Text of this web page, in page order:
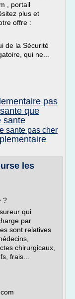
, portail
plus et
offre :
de la Sécurité
qui ne...
pas
que
sante
sante pas cher
les
?
qui
par
sont relatives
chirurgicaux,
frais...